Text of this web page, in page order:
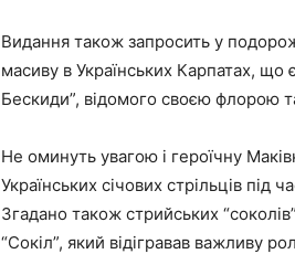
Видання також запросить у
масиву в Українських Карпатах, що
Бескиди”, відомого своєю флорою
Не оминуть увагою і героїчну
Українських січових стрільців під
Згадано також стрийських
“Сокіл”, який відігравав важливу